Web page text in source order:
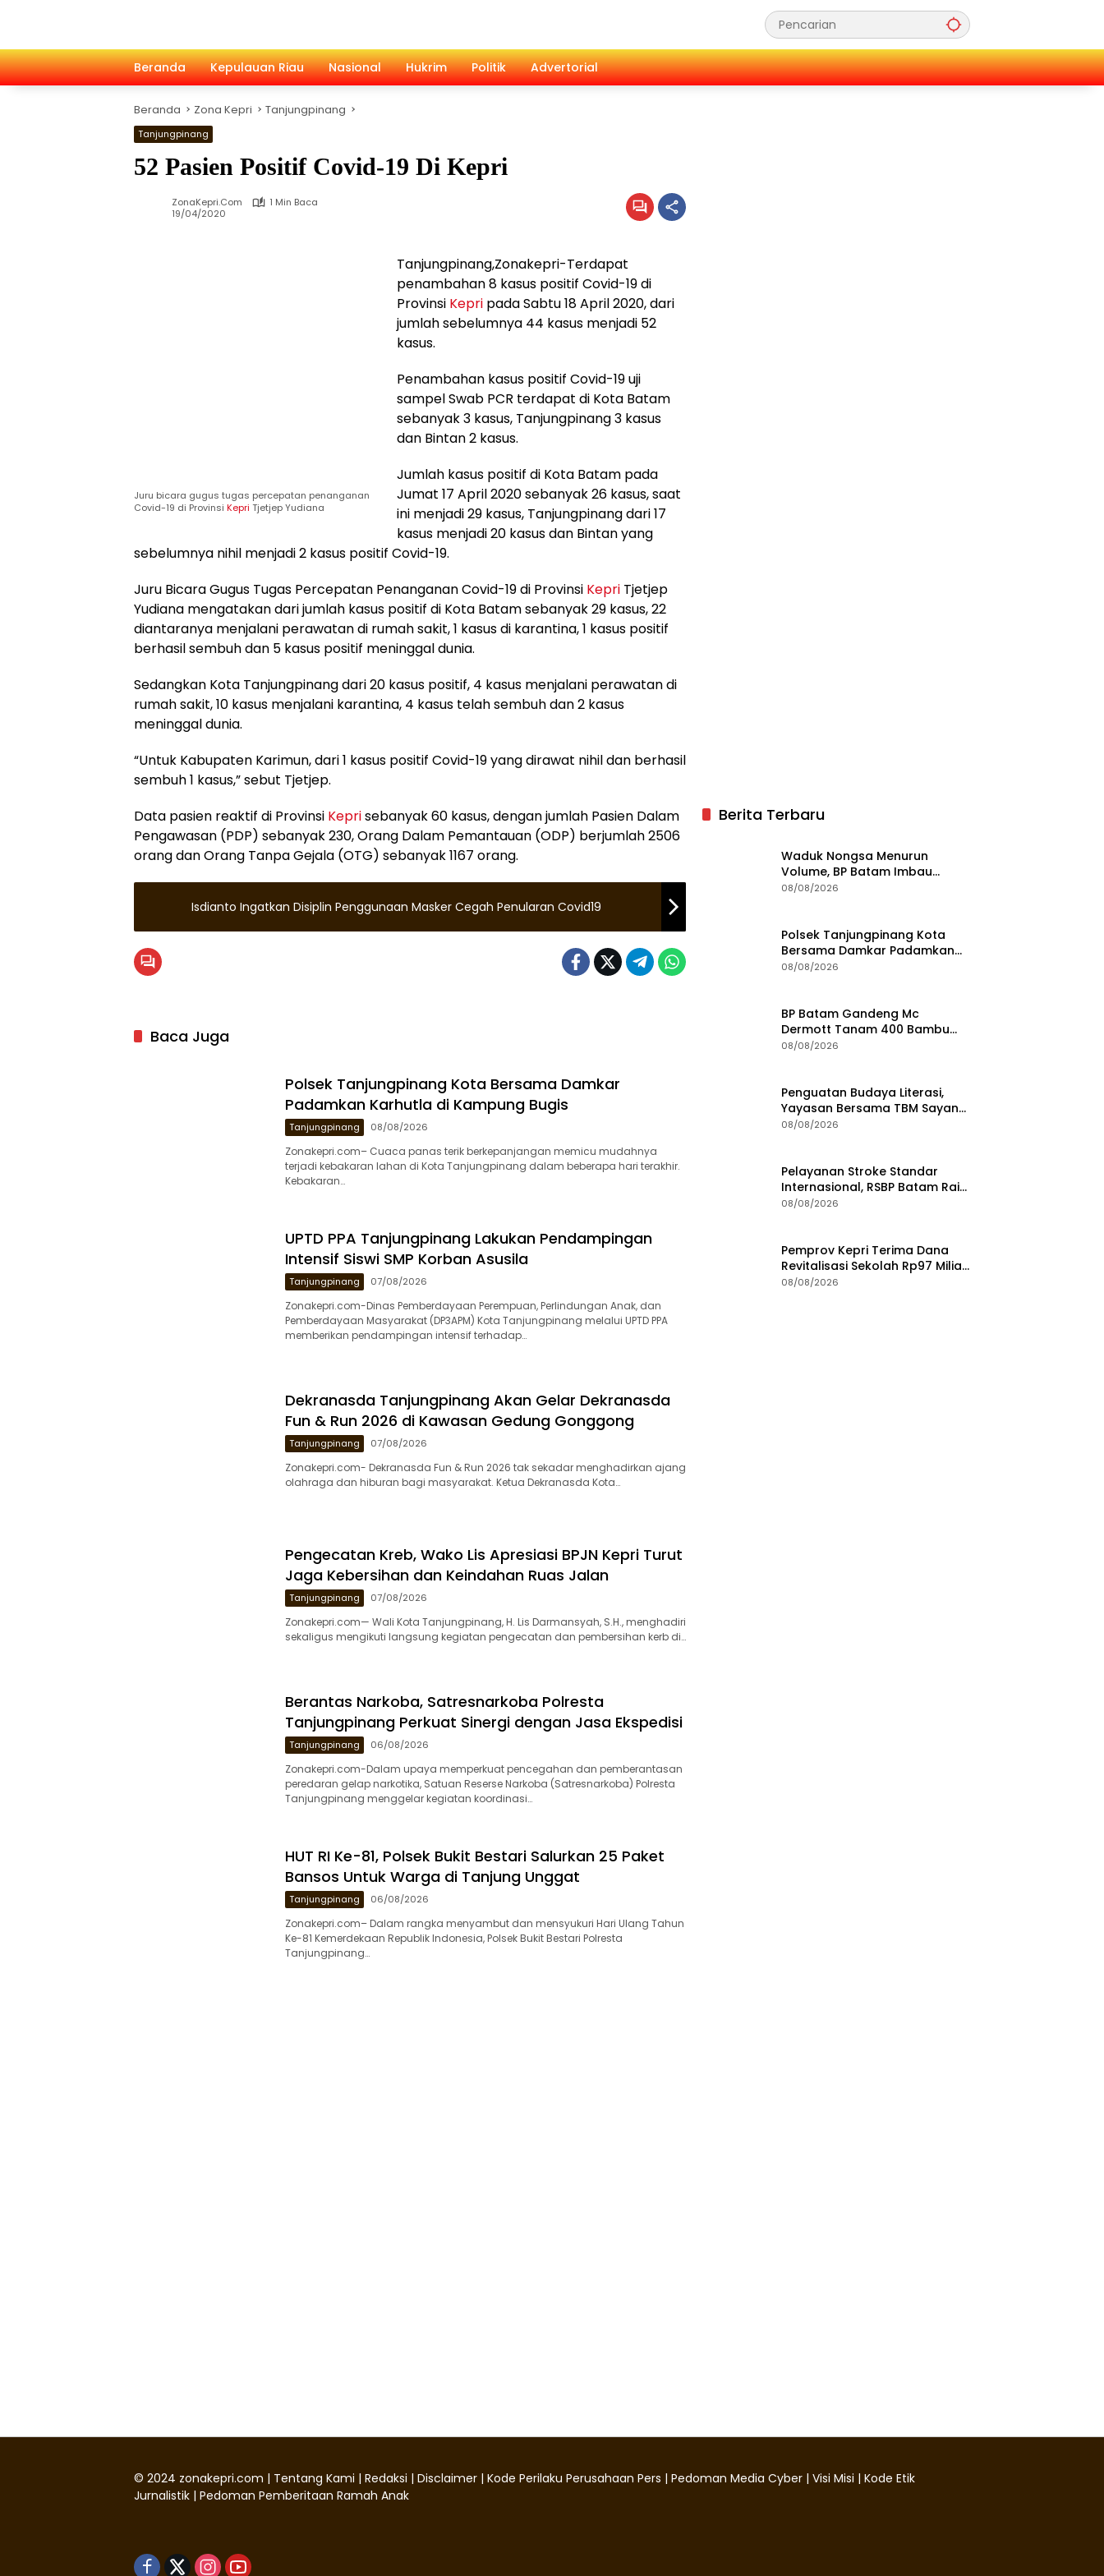
Beranda
Kepulauan Riau Nasional Hukrim Politik Advertorial
Beranda Zona Kepri Tanjungpinang
Tanjungpinang
52 Pasien Positif Covid-19 Di Kepri
ZonaKepri.com
1 Min Baca
19/04/2020
Juru bicara gugus tugas percepatan penanganan
Covid-19 di Provinsi Kepri Tjetjep Yudiana
Tanjungpinang,Zonakepri-Terdapat
penambahan 8 kasus positif Covid-19 di
Provinsi Kepri pada Sabtu 18 April 2020, dari
jumlah sebelumnya 44 kasus menjadi 52
kasus.
Penambahan kasus positif Covid-19 uji
sampel Swab PCR terdapat di Kota Batam
sebanyak 3 kasus, Tanjungpinang 3 kasus
dan Bintan 2 kasus.
Jumlah kasus positif di Kota Batam pada
Jumat 17 April 2020 sebanyak 26 kasus, saat
ini menjadi 29 kasus, Tanjungpinang dari 17
kasus menjadi 20 kasus dan Bintan yang
sebelumnya nihil menjadi 2 kasus positif Covid-19.
Juru Bicara Gugus Tugas Percepatan Penanganan Covid-19 di Provinsi Kepri Tjetjep
Yudiana mengatakan dari jumlah kasus positif di Kota Batam sebanyak 29 kasus, 22
diantaranya menjalani perawatan di rumah sakit, 1 kasus di karantina, 1 kasus positif
berhasil sembuh dan 5 kasus positif meninggal dunia.
Sedangkan Kota Tanjungpinang dari 20 kasus positif, 4 kasus menjalani perawatan di
rumah sakit, 10 kasus menjalani karantina, 4 kasus telah sembuh dan 2 kasus
meninggal dunia.
“Untuk Kabupaten Karimun, dari 1 kasus positif Covid-19 yang dirawat nihil dan berhasil
sembuh 1 kasus,” sebut Tjetjep.
Data pasien reaktif di Provinsi Keprisebanyak 60 kasus, dengan jumlah Pasien Dalam
Pengawasan (PDP) sebanyak 230, Orang Dalam Pemantauan (ODP) berjumlah 2506
orang dan Orang Tanpa Gejala (OTG) sebanyak 1167 orang.
Isdianto Ingatkan Disiplin Penggunaan Masker Cegah Penularan Covid19
Baca Juga
Polsek Tanjungpinang Kota Bersama Damkar
Padamkan Karhutla di Kampung Bugis
Tanjungpinang 08/08/2026
Zonakepri.com– Cuaca panas terik berkepanjangan memicu mudahnya
terjadi kebakaran lahan di Kota Tanjungpinang dalam beberapa hari terakhir.
Kebakaran…
UPTD PPA Tanjungpinang Lakukan Pendampingan
Intensif Siswi SMP Korban Asusila
Tanjungpinang 07/08/2026
Zonakepri.com-Dinas Pemberdayaan Perempuan, Perlindungan Anak, dan
Pemberdayaan Masyarakat (DP3APM) Kota Tanjungpinang melalui UPTD PPA
memberikan pendampingan intensif terhadap…
Dekranasda Tanjungpinang Akan Gelar Dekranasda
Fun & Run 2026 di Kawasan Gedung Gonggong
Tanjungpinang 07/08/2026
Zonakepri.com- Dekranasda Fun & Run 2026 tak sekadar menghadirkan ajang
olahraga dan hiburan bagi masyarakat. Ketua Dekranasda Kota…
Pengecatan Kreb, Wako Lis Apresiasi BPJN Kepri Turut
Jaga Kebersihan dan Keindahan Ruas Jalan
Tanjungpinang 07/08/2026
Zonakepri.com— Wali Kota Tanjungpinang, H. Lis Darmansyah, S.H., menghadiri
sekaligus mengikuti langsung kegiatan pengecatan dan pembersihan kerb di…
Berantas Narkoba, Satresnarkoba Polresta
Tanjungpinang Perkuat Sinergi dengan Jasa Ekspedisi
Tanjungpinang 06/08/2026
Zonakepri.com-Dalam upaya memperkuat pencegahan dan pemberantasan
peredaran gelap narkotika, Satuan Reserse Narkoba (Satresnarkoba) Polresta
Tanjungpinang menggelar kegiatan koordinasi…
HUT RI Ke-81, Polsek Bukit Bestari Salurkan 25 Paket
Bansos Untuk Warga di Tanjung Unggat
Tanjungpinang 06/08/2026
Zonakepri.com– Dalam rangka menyambut dan mensyukuri Hari Ulang Tahun
Ke-81 Kemerdekaan Republik Indonesia, Polsek Bukit Bestari Polresta
Tanjungpinang…
Berita Terbaru
Waduk Nongsa Menurun
Volume, BP Batam Imbau
Masyarakat Gunakan Air
08/08/2026
Polsek Tanjungpinang Kota
Bersama Damkar Padamkan
Karhutla di Kampung Bugis
08/08/2026
BP Batam Gandeng Mc
Dermott Tanam 400 Bambu
Betung di Bendungan Sei
08/08/2026
Penguatan Budaya Literasi,
Yayasan Bersama TBM Sayang
Anak Kunjungi BP Batam
08/08/2026
Pelayanan Stroke Standar
Internasional, RSBP Batam Raih
Diamond Status dari WSO
08/08/2026
Pemprov Kepri Terima Dana
Revitalisasi Sekolah Rp97 Miliar,
Jangkau Wilayah 3T di Kepri
08/08/2026
© 2024 zonakepri.com | Tentang Kami | Redaksi | Disclaimer | Kode Perilaku Perusahaan Pers | Pedoman Media Cyber | Visi Misi | Kode Etik
Jurnalistik | Pedoman Pemberitaan Ramah Anak